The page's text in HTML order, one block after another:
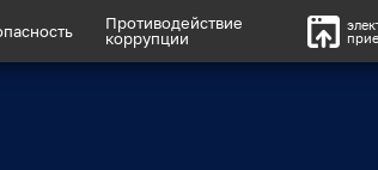
Противодействие
коррупции